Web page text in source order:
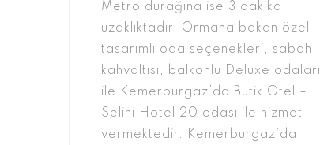
Metro durağına ise 3 dakika
uzaklıktadır. Ormana bakan özel
tasarımlı oda seçenekleri, sabah
kahvaltısı, balkonlu Deluxe odaları
ile Kemerburgaz’da Butik Otel –
Selini Hotel 20 odası ile hizmet
vermektedir. Kemerburgaz’da